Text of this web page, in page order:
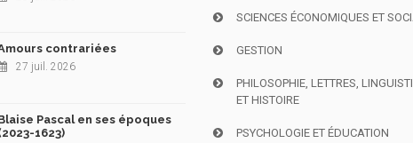
contrariées
27 juil. 2026
Pascal en ses époques
1623)
SCIENCES ÉCONOMIQUES ET
GESTION
PHILOSOPHIE, LETTRES,
ET HISTOIRE
PSYCHOLOGIE ET ÉDUCATION